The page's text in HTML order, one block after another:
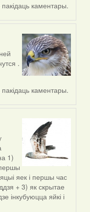
пакідаць каментары.
.
пакідаць каментары.
1)
яек і першы час
+ 3) як скрытае
інкубуюцца яйкі і